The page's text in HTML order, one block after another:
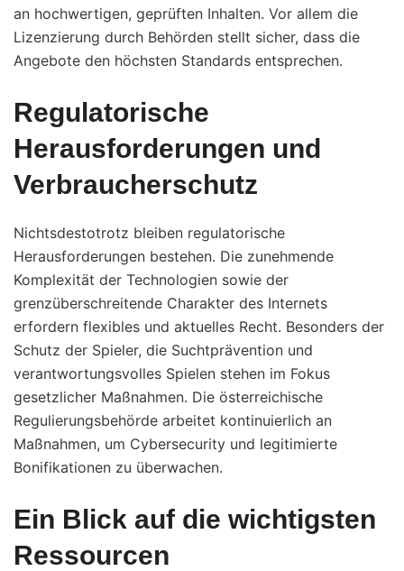
an hochwertigen, geprüften Inhalten. Vor allem die
Lizenzierung durch Behörden stellt sicher, dass die
Angebote den höchsten Standards entsprechen.
Regulatorische
Herausforderungen und
Verbraucherschutz
Nichtsdestotrotz bleiben regulatorische
Herausforderungen bestehen. Die zunehmende
Komplexität der Technologien sowie der
grenzüberschreitende Charakter des Internets
erfordern flexibles und aktuelles Recht. Besonders der
Schutz der Spieler, die Suchtprävention und
verantwortungsvolles Spielen stehen im Fokus
gesetzlicher Maßnahmen. Die österreichische
Regulierungsbehörde arbeitet kontinuierlich an
Maßnahmen, um Cybersecurity und legitimierte
Bonifikationen zu überwachen.
Ein Blick auf die wichtigsten
Ressourcen